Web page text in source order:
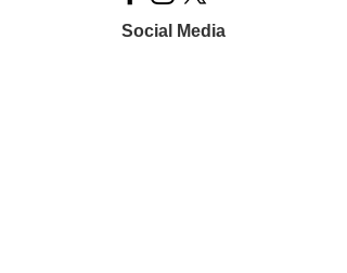
Social Media